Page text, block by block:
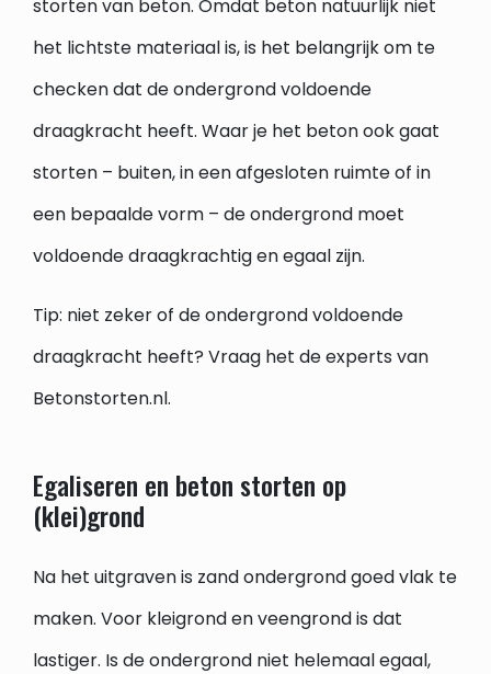
storten van beton. Omdat beton natuurlijk niet
het lichtste materiaal is, is het belangrijk om te
checken dat de ondergrond voldoende
draagkracht heeft. Waar je het beton ook gaat
storten – buiten, in een afgesloten ruimte of in
een bepaalde vorm – de ondergrond moet
voldoende draagkrachtig en egaal zijn.
Tip: niet zeker of de ondergrond voldoende
draagkracht heeft? Vraag het de experts van
Betonstorten.nl.
Egaliseren en beton storten op
(klei)grond
Na het uitgraven is zand ondergrond goed vlak te
maken. Voor kleigrond en veengrond is dat
lastiger. Is de ondergrond niet helemaal egaal,